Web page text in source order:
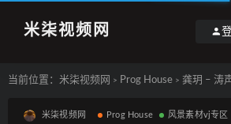
米柒视频网
当前位置： 米柒视频网 > Prog House > 龚玥 – 涛声依旧
米柒视频网 Prog House 风景素材vj专区